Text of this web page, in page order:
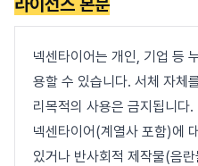
라이선스 본문
넥센타이어는 개인, 기업 등
용할 수 있습니다. 서체 자체
리목적의 사용은 금지됩니다.
넥센타이어(계열사 포함)에
있거나 반사회적 제작물(음